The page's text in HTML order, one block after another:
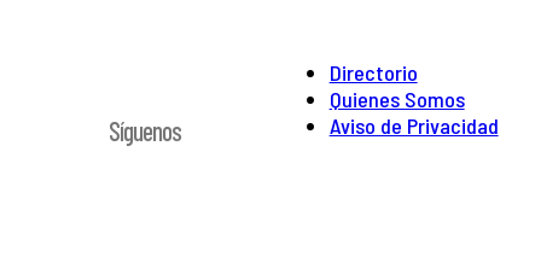
Directorio
Quienes Somos
Aviso de Privacidad
Síguenos